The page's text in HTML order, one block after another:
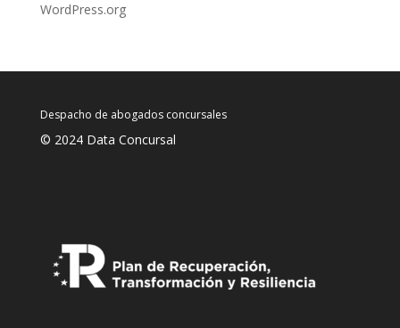
WordPress.org
Despacho de abogados concursales
© 2024 Data Concursal